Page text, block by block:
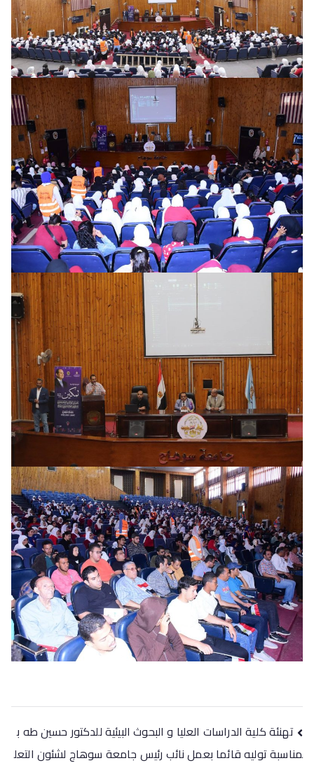
تصفّح
تهنئة كلية الدراسات العليا و البحوث البيئية للدكتور حسين طه ب
مناسبة توليه قائما بعمل نائب رئيس جامعة سوهاج لشئون التعل